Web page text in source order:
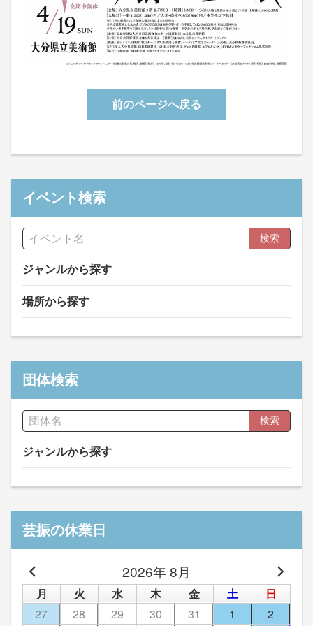
前のページへ戻る
イベント検索
検索
ジャンルから探す
場所から探す
団体検索
検索
ジャンルから探す
芸振の休業日
2026年 8月
月 火 水 木 金 土
日
27
28 29 30 31 1
2